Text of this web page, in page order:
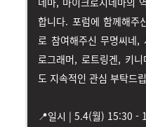
합니다. 포럼에 함께해주
로 참여해주신 무명씨네,
로그래머, 로트링겐, 키
도 지속적인 관심 부탁드
📍일시 | 5.4(월) 15:30 -